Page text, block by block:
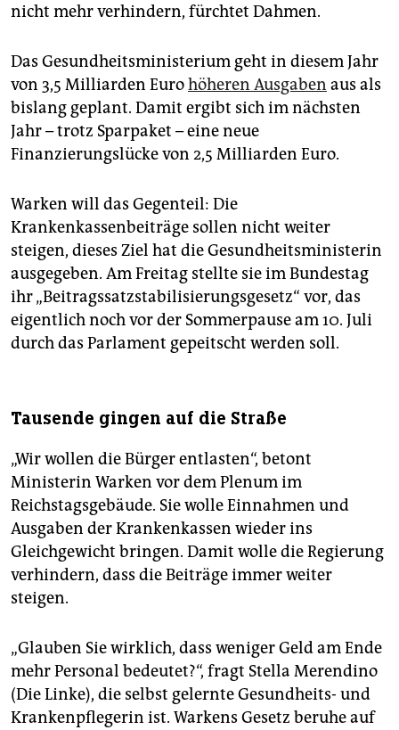
nicht mehr verhindern, fürchtet Dahmen.
Das Gesundheitsministerium geht in diesem Jahr
von 3,5 Milliarden Eurohöheren Ausgaben aus als
bislang geplant. Damit ergibt sich im nächsten
Jahr – trotz Sparpaket – eine neue
Finanzierungslücke von 2,5 Milliarden Euro.
Warken will das Gegenteil: Die
Krankenkassenbeiträge sollen nicht weiter
steigen, dieses Ziel hat die Gesundheitsministerin
ausgegeben. Am Freitag stellte sie im Bundestag
ihr „Beitragssatzstabilisierungsgesetz“ vor, das
eigentlich noch vor der Sommerpause am 10. Juli
durch das Parlament gepeitscht werden soll.
Tausende gingen auf die Straße
„Wir wollen die Bürger entlasten“, betont
Ministerin Warken vor dem Plenum im
Reichstagsgebäude. Sie wolle Einnahmen und
Ausgaben der Krankenkassen wieder ins
Gleichgewicht bringen. Damit wolle die Regierung
verhindern, dass die Beiträge immer weiter
steigen.
„Glauben Sie wirklich, dass weniger Geld am Ende
mehr Personal bedeutet?“, fragt Stella Merendino
(Die Linke), die selbst gelernte Gesundheits- und
Krankenpflegerin ist. Warkens Gesetz beruhe auf